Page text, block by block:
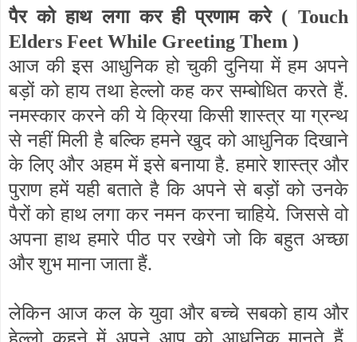
पैर को हाथ लगा कर ही प्रणाम करे ( Touch
Elders Feet While Greeting Them )
आज की इस आधुनिक हो चुकी दुनिया में हम अपने
बड़ों को हाय तथा हेल्लो कह कर सम्बोधित करते हैं.
नमस्कार करने की ये क्रिया किसी शास्त्र या ग्रन्थ
से नहीं मिली है बल्कि हमने खुद को आधुनिक दिखाने
के लिए और अहम में इसे बनाया है. हमारे शास्त्र और
पुराण हमें यही बताते है कि अपने से बड़ों को उनके
पैरों को हाथ लगा कर नमन करना चाहिये. जिससे वो
अपना हाथ हमारे पीठ पर रखेगे जो कि बहुत अच्छा
और शुभ माना जाता हैं.
लेकिन आज कल के युवा और बच्चे सबको हाय और